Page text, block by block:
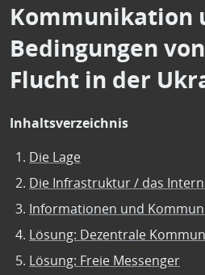
Kommunikation
Bedingungen
Flucht in der
Inhaltsverzeichnis
Die Lage
Die Infrastruktur / das
Informationen und
Lösung: Dezentrale
Lösung: Freie Messenger